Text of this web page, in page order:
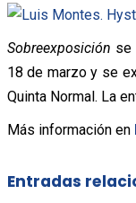
Sobreexposición se
18 de marzo y se
Quinta Normal. La
Más información en
Entradas